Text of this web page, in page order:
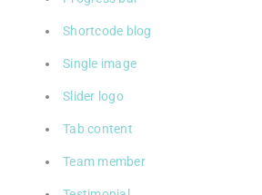
Shortcode blog
Single image
Slider logo
Tab content
Team member